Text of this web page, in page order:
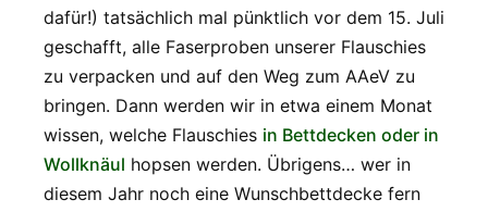
dafür!) tatsächlich mal pünktlich vor dem 15. Juli
geschafft, alle Faserproben unserer Flauschies
zu verpacken und auf den Weg zum AAeV zu
bringen. Dann werden wir in etwa einem Monat
wissen, welche Flauschies in Bettdecken oder in
Wollknäul hopsen werden. Übrigens… wer in
diesem Jahr noch eine Wunschbettdecke fern